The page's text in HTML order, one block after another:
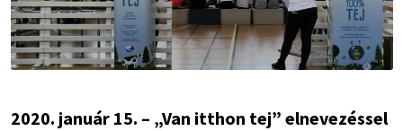
2020. január 15. – „Van itthon tej” elnevezéssel